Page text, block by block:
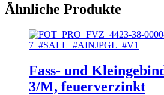
Ähnliche Produkte
Fass- und
3/M, feuerverzinkt